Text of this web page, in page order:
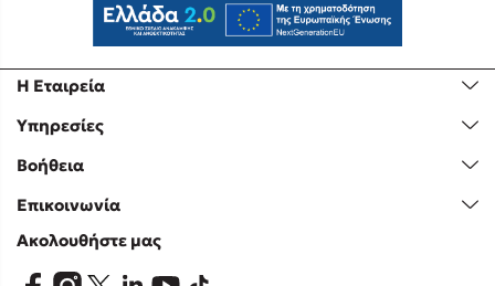
Η Εταιρεία
Υπηρεσίες
Βοήθεια
Επικοινωνία
Ακολουθήστε μας